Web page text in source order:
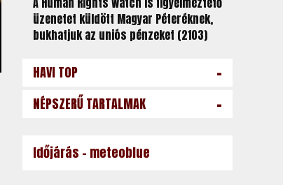
üzenetet küldött Magyar Péteréknek,
bukhatjuk az uniós pénzeket (2103)
HAVI TOP -
NÉPSZERŰ TARTALMAK -
Időjárás - meteoblue